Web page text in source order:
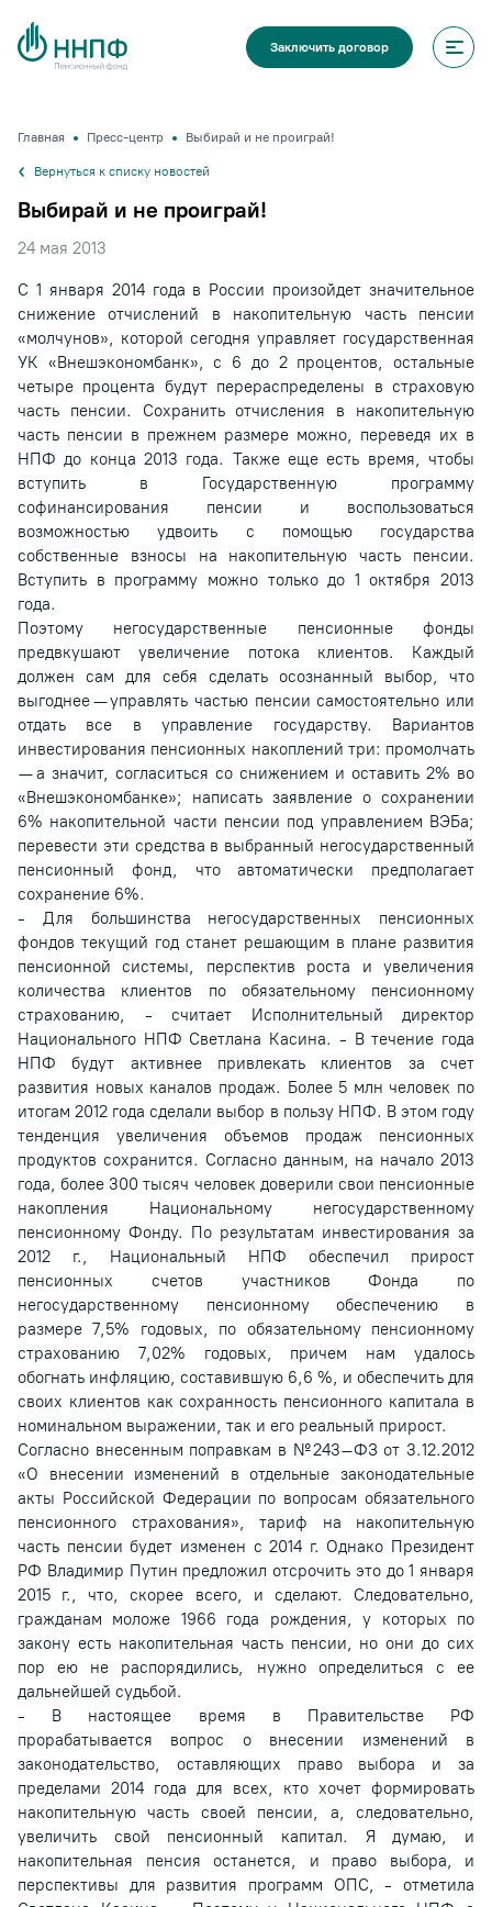
Заключить договор
Главная Пресс-центр Выбирай и не проиграй!
Вернуться к списку новостей
Выбирай и не проиграй!
24 мая 2013
С 1 января 2014 года в России произойдет значительное
снижение отчислений в накопительную часть пенсии
«молчунов», которой сегодня управляет государственная
УК «Внешэкономбанк», с 6 до 2 процентов, остальные
четыре процента будут перераспределены в страховую
часть пенсии. Сохранить отчисления в накопительную
часть пенсии в прежнем размере можно, переведя их в
НПФ до конца 2013 года. Также еще есть время, чтобы
вступить в Государственную программу
софинансирования пенсии и воспользоваться
возможностью удвоить с помощью государства
собственные взносы на накопительную часть пенсии.
Вступить в программу можно только до 1 октября 2013
года.
Поэтому негосударственные пенсионные фонды
предвкушают увеличение потока клиентов. Каждый
должен сам для себя сделать осознанный выбор, что
выгоднее — управлять частью пенсии самостоятельно или
отдать все в управление государству. Вариантов
инвестирования пенсионных накоплений три: промолчать
— а значит, согласиться со снижением и оставить 2% во
«Внешэкономбанке»; написать заявление о сохранении
6% накопительной части пенсии под управлением ВЭБа;
перевести эти средства в выбранный негосударственный
пенсионный фонд, что автоматически предполагает
сохранение 6%.
- Для большинства негосударственных пенсионных
фондов текущий год станет решающим в плане развития
пенсионной системы, перспектив роста и увеличения
количества клиентов по обязательному пенсионному
страхованию, - считает Исполнительный директор
Национального НПФ Светлана Касина. - В течение года
НПФ будут активнее привлекать клиентов за счет
развития новых каналов продаж. Более 5 млн человек по
итогам 2012 года сделали выбор в пользу НПФ. В этом году
тенденция увеличения объемов продаж пенсионных
продуктов сохранится. Согласно данным, на начало 2013
года, более 300 тысяч человек доверили свои пенсионные
накопления Национальному негосударственному
пенсионному Фонду. По результатам инвестирования за
2012 г., Национальный НПФ обеспечил прирост
пенсионных счетов участников Фонда по
негосударственному пенсионному обеспечению в
размере 7,5% годовых, по обязательному пенсионному
страхованию 7,02% годовых, причем нам удалось
обогнать инфляцию, составившую 6,6 %, и обеспечить для
своих клиентов как сохранность пенсионного капитала в
номинальном выражении, так и его реальный прирост.
Согласно внесенным поправкам в №243–ФЗ от 3.12.2012
«О внесении изменений в отдельные законодательные
акты Российской Федерации по вопросам обязательного
пенсионного страхования», тариф на накопительную
часть пенсии будет изменен с 2014 г. Однако Президент
РФ Владимир Путин предложил отсрочить это до 1 января
2015 г., что, скорее всего, и сделают. Следовательно,
гражданам моложе 1966 года рождения, у которых по
закону есть накопительная часть пенсии, но они до сих
пор ею не распорядились, нужно определиться с ее
дальнейшей судьбой.
- В настоящее время в Правительстве РФ
прорабатывается вопрос о внесении изменений в
законодательство, оставляющих право выбора и за
пределами 2014 года для всех, кто хочет формировать
накопительную часть своей пенсии, а, следовательно,
увеличить свой пенсионный капитал. Я думаю, и
накопительная пенсия останется, и право выбора, и
перспективы для развития программ ОПС, - отметила